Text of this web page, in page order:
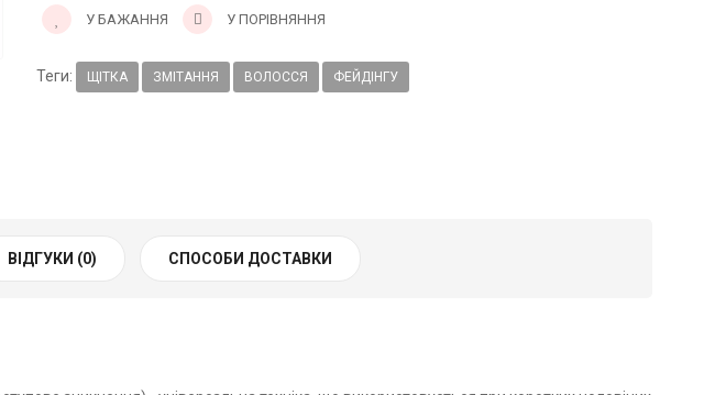
У БАЖАННЯ У ПОРІВНЯННЯ
Теги: ЩІТКА ЗМІТАННЯ ВОЛОССЯ ФЕЙДІНГУ
ВІДГУКИ (0) СПОСОБИ ДОСТАВКИ